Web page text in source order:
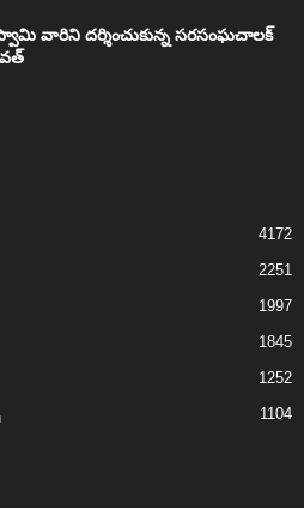
వారిని దర్శించుకున్న సరసంఘచాలక్
4172
2251
1997
1845
1252
1104